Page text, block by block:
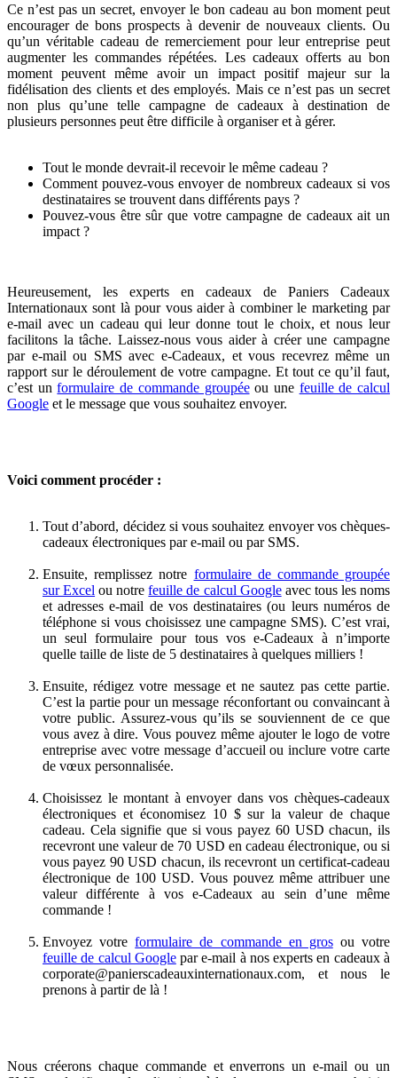
Ce n’est pas un secret, envoyer le bon cadeau au bon moment peut
encourager de bons prospects à devenir de nouveaux clients. Ou
qu’un véritable cadeau de remerciement pour leur entreprise peut
augmenter les commandes répétées. Les cadeaux offerts au bon
moment peuvent même avoir un impact positif majeur sur la
fidélisation des clients et des employés. Mais ce n’est pas un secret
non plus qu’une telle campagne de cadeaux à destination de
plusieurs personnes peut être difficile à organiser et à gérer.
Tout le monde devrait-il recevoir le même cadeau ?
Comment pouvez-vous envoyer de nombreux cadeaux si vos
destinataires se trouvent dans différents pays ?
Pouvez-vous être sûr que votre campagne de cadeaux ait un
impact ?
Heureusement, les experts en cadeaux de Paniers Cadeaux
Internationaux sont là pour vous aider à combiner le marketing par
e-mail avec un cadeau qui leur donne tout le choix, et nous leur
facilitons la tâche. Laissez-nous vous aider à créer une campagne
par e-mail ou SMS avec e-Cadeaux, et vous recevrez même un
rapport sur le déroulement de votre campagne. Et tout ce qu’il faut,
c’est unformulaire de commande groupéeou une feuille de calcul
Google et le message que vous souhaitez envoyer.
Voici comment procéder :
Tout d’abord, décidez si vous souhaitez envoyer vos chèques-
cadeaux électroniques par e-mail ou par SMS.
Ensuite, remplissez notre formulaire de commande groupée
sur Excel ou notrefeuille de calcul Googleavec tous les noms
et adresses e-mail de vos destinataires (ou leurs numéros de
téléphone si vous choisissez une campagne SMS). C’est vrai,
un seul formulaire pour tous vos e-Cadeaux à n’importe
quelle taille de liste de 5 destinataires à quelques milliers !
Ensuite, rédigez votre message et ne sautez pas cette partie.
C’est la partie pour un message réconfortant ou convaincant à
votre public. Assurez-vous qu’ils se souviennent de ce que
vous avez à dire. Vous pouvez même ajouter le logo de votre
entreprise avec votre message d’accueil ou inclure votre carte
de vœux personnalisée.
Choisissez le montant à envoyer dans vos chèques-cadeaux
électroniques et économisez 10 $ sur la valeur de chaque
cadeau. Cela signifie que si vous payez 60 USD chacun, ils
recevront une valeur de 70 USD en cadeau électronique, ou si
vous payez 90 USD chacun, ils recevront un certificat-cadeau
électronique de 100 USD. Vous pouvez même attribuer une
valeur différente à vos e-Cadeaux au sein d’une même
commande !
Envoyez votreformulaire de commande en grosou votre
feuille de calcul Googlepar e-mail à nos experts en cadeaux à
corporate@panierscadeauxinternationaux.com, et nous le
prenons à partir de là !
Nous créerons chaque commande et enverrons un e-mail ou un